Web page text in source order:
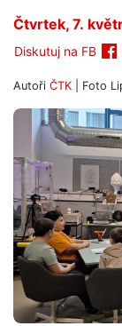
Čtvrtek, 7.
Diskutuj na FB
Autoři ČTK | Foto